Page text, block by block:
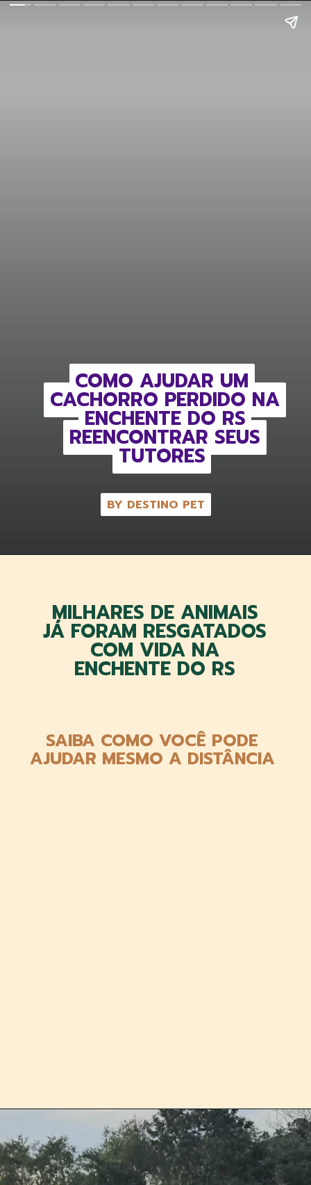
COMO AJUDAR UM
CACHORRO PERDIDO NA
ENCHENTE DO RS
REENCONTRAR SEUS
TUTORES
COMO AJUDAR UM
CACHORRO PERDIDO NA
ENCHENTE DO RS
REENCONTRAR SEUS
TUTORES
BY DESTINO PET
BY DESTINO PET
MILHARES DE ANIMAIS
JÁ FORAM RESGATADOS
COM VIDA NA
ENCHENTE DO RS
SAIBA COMO VOCÊ PODE
AJUDAR MESMO A DISTÂNCIA